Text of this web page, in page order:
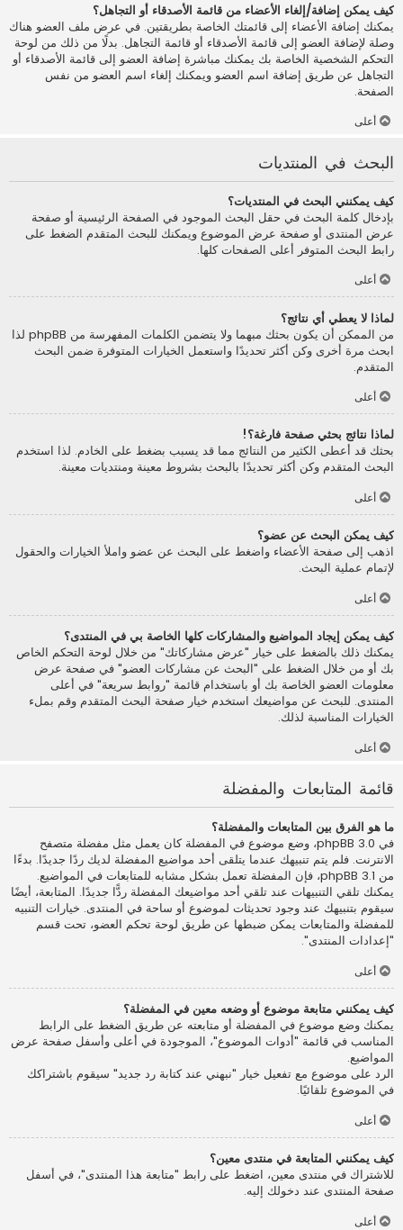
كيف يمكن إضافة/إلغاء الأعضاء من قائمة الأصدقاء أو التجاهل؟
يمكنك إضافة الأعضاء إلى قائمتك الخاصة بطريقتين. في عرض ملف العضو هناك
وصلة لإضافة العضو إلى قائمة الأصدقاء أو قائمة التجاهل. بدلًا من ذلك من لوحة
التحكم الشخصية الخاصة بك يمكنك مباشرة إضافة العضو إلى قائمة الأصدقاء أو
التجاهل عن طريق إضافة اسم العضو ويمكنك إلغاء اسم العضو من نفس
الصفحة.
أعلى
البحث في المنتديات
كيف يمكنني البحث في المنتديات؟
بإدخال كلمة البحث في حقل البحث الموجود في الصفحة الرئيسية أو صفحة
عرض المنتدى أو صفحة عرض الموضوع ويمكنك للبحث المتقدم الضغط على
رابط البحث المتوفر أعلى الصفحات كلها.
أعلى
لماذا لا يعطي أي نتائج؟
من الممكن أن يكون بحثك مبهما ولا يتضمن الكلمات المفهرسة من phpBB لذا
ابحث مرة أخرى وكن أكثر تحديدًا واستعمل الخيارات المتوفرة ضمن البحث
المتقدم.
أعلى
لماذا نتائج بحثي صفحة فارغة؟!
بحثك قد أعطى الكثير من النتائج مما قد يسبب بضغط على الخادم. لذا استخدم
البحث المتقدم وكن أكثر تحديدًا بالبحث بشروط معينة ومنتديات معينة.
أعلى
كيف يمكن البحث عن عضو؟
اذهب إلى صفحة الأعضاء واضغط على البحث عن عضو واملأ الخيارات والحقول
لإتمام عملية البحث.
أعلى
كيف يمكن إيجاد المواضيع والمشاركات كلها الخاصة بي في المنتدى؟
يمكنك ذلك بالضغط على خيار "عرض مشاركاتك" من خلال لوحة التحكم الخاص
بك أو من خلال الضغط على "البحث عن مشاركات العضو" في صفحة عرض
معلومات العضو الخاصة بك أو باستخدام قائمة "روابط سريعة" في أعلى
المنتدى. للبحث عن مواضيعك استخدم خيار صفحة البحث المتقدم وقم بملء
الخيارات المناسبة لذلك.
أعلى
قائمة المتابعات والمفضلة
ما هو الفرق بين المتابعات والمفضلة؟
في phpBB 3.0، وضع موضوع في المفضلة كان يعمل مثل مفضلة متصفح
الانترنت. فلم يتم تنبيهك عندما يتلقى أحد مواضيع المفضلة لديك ردًا جديدًا. بدءًا
من phpBB 3.1، فإن المفضلة تعمل بشكل مشابه للمتابعات في المواضيع.
يمكنك تلقي التنبيهات عند تلقي أحد مواضيعك المفضلة ردًّا جديدًا. المتابعة، أيضًا
سيقوم بتنبيهك عند وجود تحديثات لموضوع أو ساحة في المنتدى. خيارات التنبيه
للمفضلة والمتابعات يمكن ضبطها عن طريق لوحة تحكم العضو، تحت قسم
"إعدادات المنتدى".
أعلى
كيف يمكنني متابعة موضوع أو وضعه معين في المفضلة؟
يمكنك وضع موضوع في المفضلة أو متابعته عن طريق الضغط على الرابط
المناسب في قائمة "أدوات الموضوع"، الموجودة في أعلى وأسفل صفحة عرض
المواضيع.
الرد على موضوع مع تفعيل خيار "نبهني عند كتابة رد جديد" سيقوم باشتراكك
في الموضوع تلقائيًا.
أعلى
كيف يمكنني المتابعة في منتدى معين؟
للاشتراك في منتدى معين، اضغط على رابط "متابعة هذا المنتدى"، في أسفل
صفحة المنتدى عند دخولك إليه.
أعلى